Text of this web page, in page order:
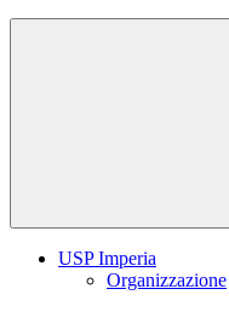
USP Imperia
Organizzazione